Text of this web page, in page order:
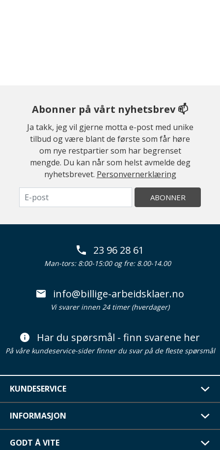
Abonner på vårt nyhetsbrev 📫
Ja takk, jeg vil gjerne motta e-post med unike
tilbud og være blant de første som får høre
om nye restpartier som har begrenset
mengde. Du kan når som helst avmelde deg
nyhetsbrevet. Personvernerklæring
ABONNER
23 96 28 61
Man-tors: 8:00-15:00 og fre: 8.00-14.00
info@billige-arbeidsklaer.no
Vi svarer innen 24 timer (hverdager)
Har du spørsmål - finn svarene her
På våre kundeservice-sider finner du svar på de fleste spørsmål
KUNDESERVICE
INFORMASJON
GODT Å VITE